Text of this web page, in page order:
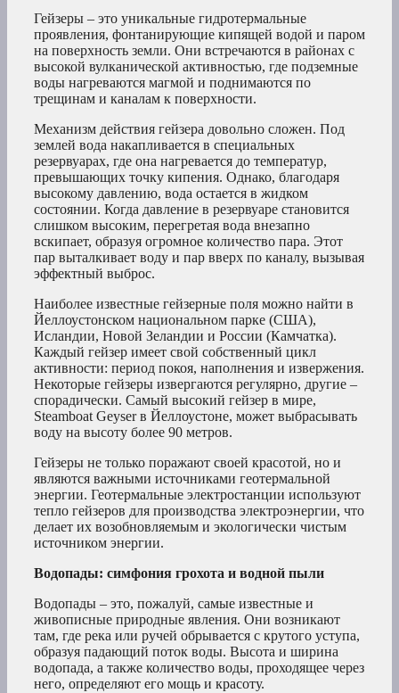
Гейзеры – это уникальные гидротермальные
проявления, фонтанирующие кипящей водой и паром
на поверхность земли. Они встречаются в районах с
высокой вулканической активностью, где подземные
воды нагреваются магмой и поднимаются по
трещинам и каналам к поверхности.
Механизм действия гейзера довольно сложен. Под
землей вода накапливается в специальных
резервуарах, где она нагревается до температур,
превышающих точку кипения. Однако, благодаря
высокому давлению, вода остается в жидком
состоянии. Когда давление в резервуаре становится
слишком высоким, перегретая вода внезапно
вскипает, образуя огромное количество пара. Этот
пар выталкивает воду и пар вверх по каналу, вызывая
эффектный выброс.
Наиболее известные гейзерные поля можно найти в
Йеллоустонском национальном парке (США),
Исландии, Новой Зеландии и России (Камчатка).
Каждый гейзер имеет свой собственный цикл
активности: период покоя, наполнения и извержения.
Некоторые гейзеры извергаются регулярно, другие –
спорадически. Самый высокий гейзер в мире,
Steamboat Geyser в Йеллоустоне, может выбрасывать
воду на высоту более 90 метров.
Гейзеры не только поражают своей красотой, но и
являются важными источниками геотермальной
энергии. Геотермальные электростанции используют
тепло гейзеров для производства электроэнергии, что
делает их возобновляемым и экологически чистым
источником энергии.
Водопады: симфония грохота и водной пыли
Водопады – это, пожалуй, самые известные и
живописные природные явления. Они возникают
там, где река или ручей обрывается с крутого уступа,
образуя падающий поток воды. Высота и ширина
водопада, а также количество воды, проходящее через
него, определяют его мощь и красоту.